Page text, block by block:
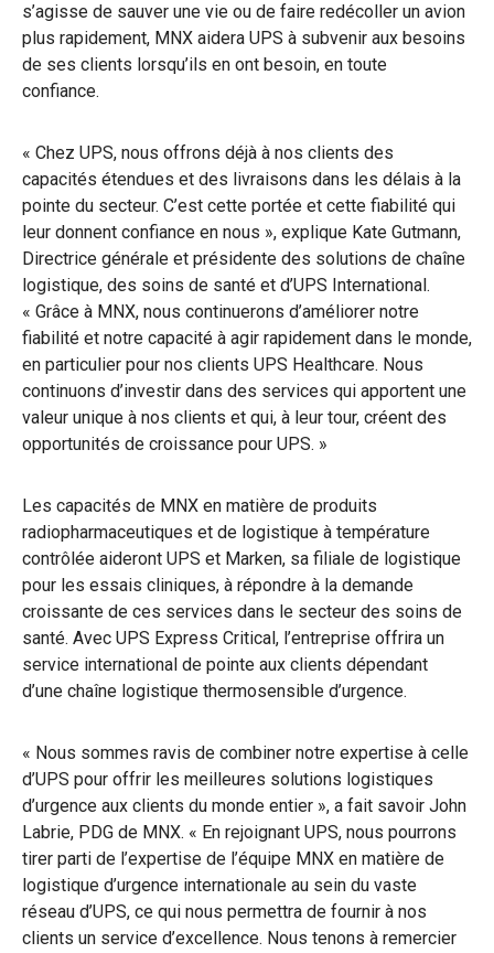
s’agisse de sauver une vie ou de faire redécoller un avion
plus rapidement, MNX aidera UPS à subvenir aux besoins
de ses clients lorsqu’ils en ont besoin, en toute
confiance.
« Chez UPS, nous offrons déjà à nos clients des
capacités étendues et des livraisons dans les délais à la
pointe du secteur. C’est cette portée et cette fiabilité qui
leur donnent confiance en nous », explique Kate Gutmann,
Directrice générale et présidente des solutions de chaîne
logistique, des soins de santé et d’UPS International.
« Grâce à MNX, nous continuerons d’améliorer notre
fiabilité et notre capacité à agir rapidement dans le monde,
en particulier pour nos clients UPS Healthcare. Nous
continuons d’investir dans des services qui apportent une
valeur unique à nos clients et qui, à leur tour, créent des
opportunités de croissance pour UPS. »
Les capacités de MNX en matière de produits
radiopharmaceutiques et de logistique à température
contrôlée aideront UPS et Marken, sa filiale de logistique
pour les essais cliniques, à répondre à la demande
croissante de ces services dans le secteur des soins de
santé. Avec UPS Express Critical, l’entreprise offrira un
service international de pointe aux clients dépendant
d’une chaîne logistique thermosensible d’urgence.
« Nous sommes ravis de combiner notre expertise à celle
d’UPS pour offrir les meilleures solutions logistiques
d’urgence aux clients du monde entier », a fait savoir John
Labrie, PDG de MNX. « En rejoignant UPS, nous pourrons
tirer parti de l’expertise de l’équipe MNX en matière de
logistique d’urgence internationale au sein du vaste
réseau d’UPS, ce qui nous permettra de fournir à nos
clients un service d’excellence. Nous tenons à remercier